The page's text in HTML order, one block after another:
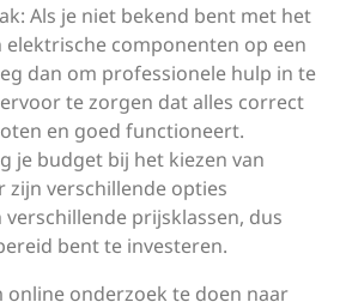
Als je niet bekend bent met het
elektrische componenten op een
dan om professionele hulp in te
te zorgen dat alles correct
en goed functioneert.
je budget bij het kiezen van
zijn verschillende opties
prijsklassen, dus
bent te investeren.
online onderzoek te doen naar